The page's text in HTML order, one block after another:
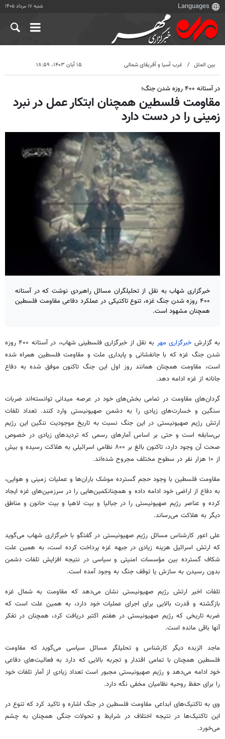
شنبه ۱۷ مرداد ۱۴۰۵
بین الملل غرب آسیا و آفریقای شمالی ۱۵ آبان ۱۴۰۳، ۱۸:۵۹
در آستانه ۴۰۰ روزه شدن جنگ؛
مقاومت فلسطین همچنان ابتکار عمل در نبرد
زمینی را در دست دارد
خبرگزاری شهاب به نقل از تحلیلگران مسائل راهبردی نوشت که در آستانه
۴۰۰ روزه شدن جنگ غزه، تنوع تاکتیکی در عملکرد دفاعی مقاومت فلسطین
همچنان مشهود است.
به گزارش خبرگزاری مهر
به نقل از خبرگزاری فلسطینی شهاب، در آستانه ۴۰۰ روزه
شدن جنگ غزه که با جانفشانی و پایداری ملت و مقاومت فلسطین همراه شده
است، مقاومت همچنان همانند روز اول این جنگ تاکنون موفق شده به دفاع
جانانه از غزه ادامه دهد.
گردان‌های مقاومت در تمامی بخش‌های خود در عرصه میدانی توانسته‌اند ضربات
سنگین و خسارت‌های زیادی را به دشمن صهیونیستی وارد کنند. تعداد تلفات
ارتش رژیم صهیونیستی در این جنگ نسبت به تاریخ موجودیت ننگین این رژیم
بی‌سابقه است و حتی بر اساس آمارهای رسمی که تردیدهای زیادی در خصوص
صحت آن وجود دارد، تاکنون بالغ بر ۸۰۰ نظامی اسرائیلی به هلاکت رسیده و بیش
از ۱۰ هزار نفر در سطوح مختلف مجروح شده‌اند.
مقاومت فلسطین با وجود حجم گسترده موشک باران‌ها و عملیات زمینی و هوایی،
به دفاع از اراضی خود ادامه داده و همچنانکمین‌هایی را در سرزمین‌های غزه ایجاد
کرده و عناصر رژیم صهیونیستی را درجبالیا و بیت لاهیا و بیت حانونو مناطق
دیگر به هلاکت می‌رساند.
علی اعور کارشناس مسائل رژیم صهیونیستی در گفتگو با خبرگزاری شهاب می‌گوید
که ارتش اسرائیل هزینه زیادی در جبهه غزه پرداخت کرده است، به همین علت
شکاف گسترده بین مؤسسات امنیتی و سیاسی در نتیجه افزایش تلفات دشمن
بدون رسیدن به سازش یا توقف جنگ به وجود آمده است.
تلفات اخیر ارتش رژیم صهیونیستی نشان می‌دهد که مقاومت به شمال غزه
بازگشته و قدرت بالایی برای اجرای عملیات خود دارد، به همین علت است که
ضربه تاریخی که رژیم صهیونیستی در هفتم اکتبر دریافت کرد، همچنان در تفکر
آنها باقی مانده است.
ماجد الزبدهدیگر کارشناس و تحلیلگر مسائل سیاسی می‌گوید که مقاومت
فلسطین همچنان با تمامی اقتدار و تجربه بالایی که دارد به فعالیت‌های دفاعی
خود ادامه می‌دهد و رژیم صهیونیستی مجبور است تعداد زیادی از آمار تلفات خود
را برای حفظ روحیه نظامیان مخفی نگه دارد.
وی به تاکتیک‌های ابداعی مقاومت فلسطین در جنگ اشاره و تاکید کرد که تنوع در
این تاکتیک‌ها در نتیجه اختلاف در شرایط و تحولات جنگی همچنان به چشم
می‌خورد.